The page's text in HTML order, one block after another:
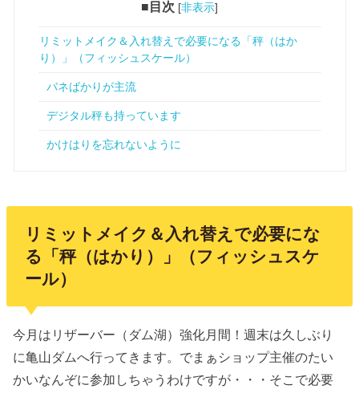
■目次 [非表示]
リミットメイク＆入れ替えで必要になる「秤（はか
り）」（フィッシュスケール）
バネばかりが主流
デジタル秤も持っています
かけはりを忘れないように
リミットメイク＆入れ替えで必要にな
る「秤（はかり）」（フィッシュスケ
ール）
今月はリザーバー（ダム湖）強化月間！週末は久しぶり
に亀山ダムへ行ってきます。でまぁショップ主催のたい
かいなんぞに参加しちゃうわけですが・・・そこで必要